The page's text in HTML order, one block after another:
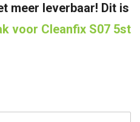
meer leverbaar! Dit is
voor Cleanfix S07 5st